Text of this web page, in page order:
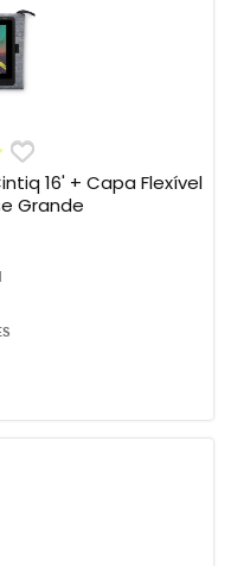
16' + Capa Flexível
Grande